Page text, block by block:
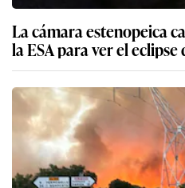
La cámara estenopeica
la ESA para ver el eclipse